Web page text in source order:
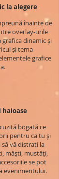
la alegere
înainte de
overlay-urile
dinamic și
și tema
grafice
haioase
bogată ce
pentru ca tu și
vă distrați la
măști, mustăți,
se pot
evenimentului.